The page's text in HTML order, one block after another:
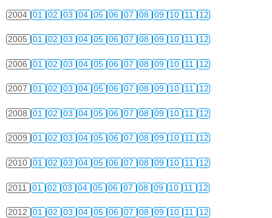
2004 01 02 03 04 05 06 07 08 09 10 11 12
2005 01 02 03 04 05 06 07 08 09 10 11 12
2006 01 02 03 04 05 06 07 08 09 10 11 12
2007 01 02 03 04 05 06 07 08 09 10 11 12
2008 01 02 03 04 05 06 07 08 09 10 11 12
2009 01 02 03 04 05 06 07 08 09 10 11 12
2010 01 02 03 04 05 06 07 08 09 10 11 12
2011 01 02 03 04 05 06 07 08 09 10 11 12
2012 01 02 03 04 05 06 07 08 09 10 11 12